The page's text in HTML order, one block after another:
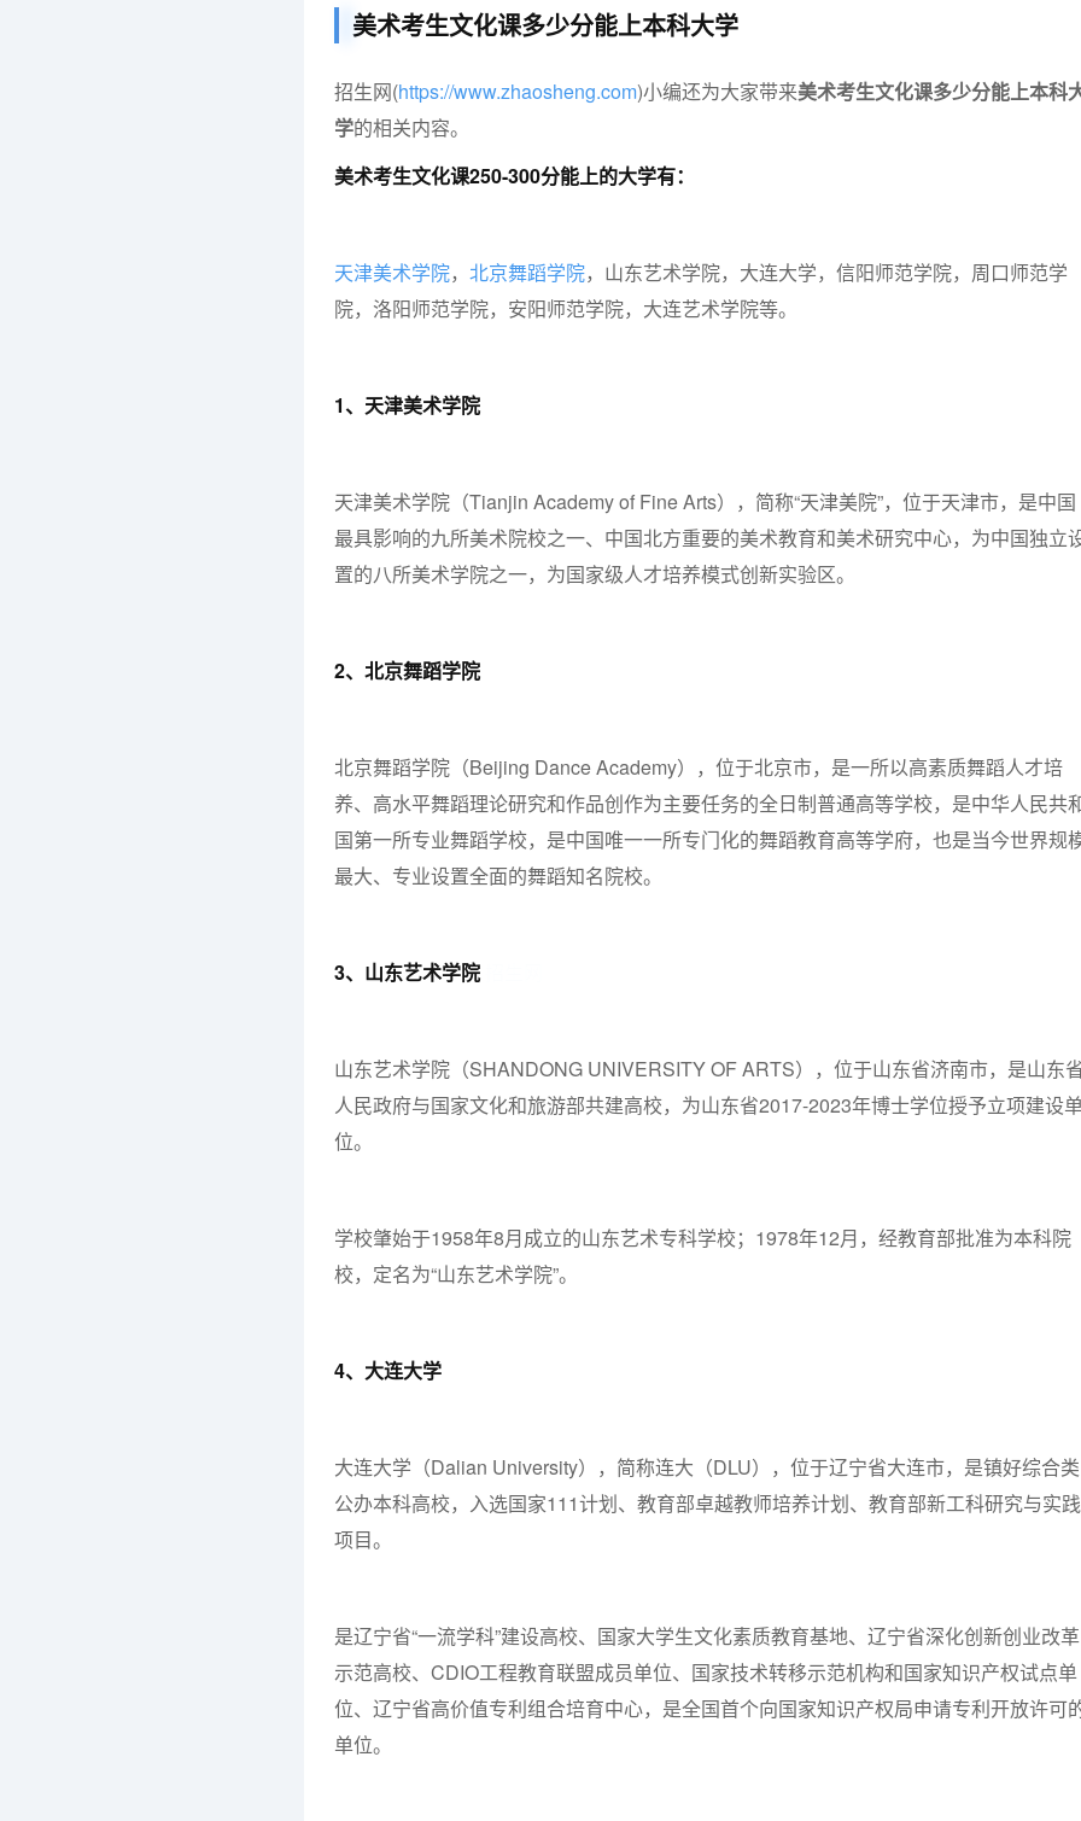
美术考生文化课多少分能上本科大学
招生网(https://www.zhaosheng.com)小编还为大家带来美术考生文化课多少分能上本科
学的相关内容。
美术考生文化课250-300分能上的大学有：
天津美术学院， 北京舞蹈学院，山东艺术学院，大连大学，信阳师范学院，周口师范学
院，洛阳师范学院，安阳师范学院，大连艺术学院等。
1、天津美术学院
天津美术学院（Tianjin Academy of Fine Arts），简称“天津美院”，位于天津市，是中国
最具影响的九所美术院校之一、中国北方重要的美术教育和美术研究中心，为中国独立
置的八所美术学院之一，为国家级人才培养模式创新实验区。
2、北京舞蹈学院
北京舞蹈学院（Beijing Dance Academy），位于北京市，是一所以高素质舞蹈人才培
养、高水平舞蹈理论研究和作品创作为主要任务的全日制普通高等学校，是中华人民共
国第一所专业舞蹈学校，是中国唯一一所专门化的舞蹈教育高等学府，也是当今世界规
最大、专业设置全面的舞蹈知名院校。
3、山东艺术学院
山东艺术学院（SHANDONG UNIVERSITY OF ARTS），位于山东省济南市，是山东
人民政府与国家文化和旅游部共建高校，为山东省2017-2023年博士学位授予立项建设
位。
学校肇始于1958年8月成立的山东艺术专科学校；1978年12月，经教育部批准为本科院
校，定名为“山东艺术学院”。
4、大连大学
大连大学（Dalian University），简称连大（DLU），位于辽宁省大连市，是镇好综合类
公办本科高校，入选国家111计划、教育部卓越教师培养计划、教育部新工科研究与实践
项目。
是辽宁省“一流学科”建设高校、国家大学生文化素质教育基地、辽宁省深化创新创业改革
示范高校、CDIO工程教育联盟成员单位、国家技术转移示范机构和国家知识产权试点单
位、辽宁省高价值专利组合培育中心，是全国首个向国家知识产权局申请专利开放许可
单位。